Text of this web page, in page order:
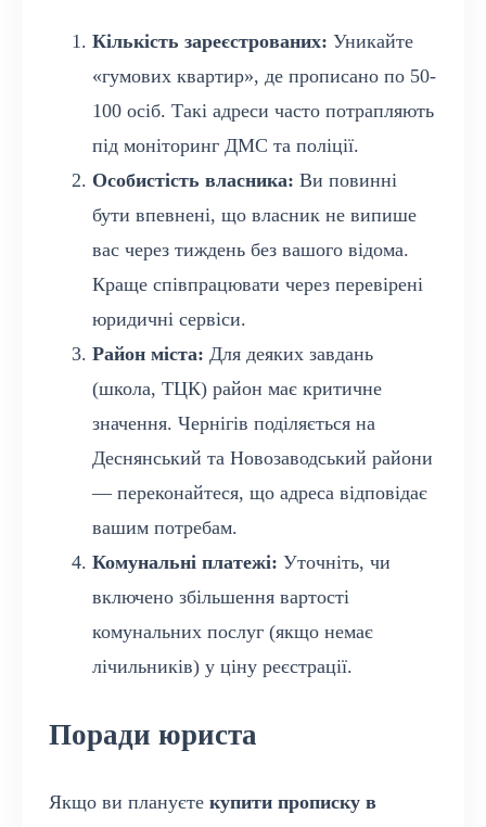
Кількість зареєстрованих: Уникайте
«гумових квартир», де прописано по 50-
100 осіб. Такі адреси часто потрапляють
під моніторинг ДМС та поліції.
Особистість власника: Ви повинні
бути впевнені, що власник не випише
вас через тиждень без вашого відома.
Краще співпрацювати через перевірені
юридичні сервіси.
Район міста: Для деяких завдань
(школа, ТЦК) район має критичне
значення. Чернігів поділяється на
Деснянський та Новозаводський райони
— переконайтеся, що адреса відповідає
вашим потребам.
Комунальні платежі: Уточніть, чи
включено збільшення вартості
комунальних послуг (якщо немає
лічильників) у ціну реєстрації.
Поради юриста
Якщо ви плануєте купити прописку в